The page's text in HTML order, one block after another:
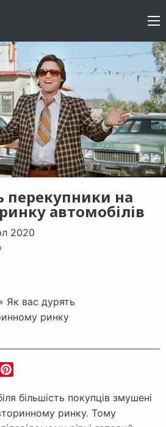
перекупники на
автомобілів
2020
Як вас дурять
ринку
Odnoklassniki
більшість покупців змушені
ринку. Тому